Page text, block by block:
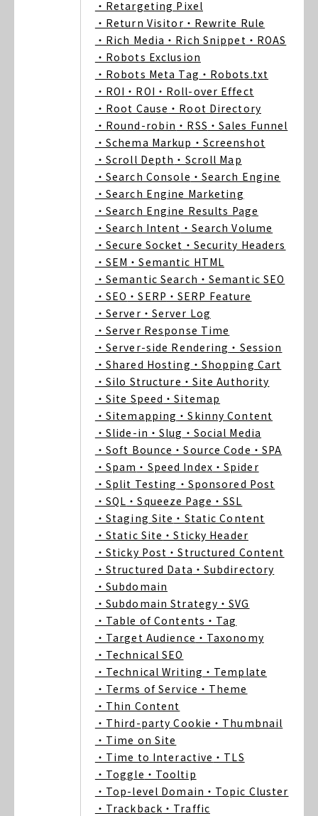
・Retargeting Pixel
・Return Visitor ・Rewrite Rule
・Rich Media ・Rich Snippet ・ROAS
・Robots Exclusion
・Robots Meta Tag ・Robots.txt
・ROI ・ROI ・Roll-over Effect
・Root Cause ・Root Directory
・Round-robin ・RSS ・Sales Funnel
・Schema Markup ・Screenshot
・Scroll Depth ・Scroll Map
・Search Console ・Search Engine
・Search Engine Marketing
・Search Engine Results Page
・Search Intent ・Search Volume
・Secure Socket ・Security Headers
・SEM ・Semantic HTML
・Semantic Search ・Semantic SEO
・SEO ・SERP ・SERP Feature
・Server ・Server Log
・Server Response Time
・Server-side Rendering ・Session
・Shared Hosting ・Shopping Cart
・Silo Structure ・Site Authority
・Site Speed ・Sitemap
・Sitemapping ・Skinny Content
・Slide-in ・Slug ・Social Media
・Soft Bounce ・Source Code ・SPA
・Spam ・Speed Index ・Spider
・Split Testing ・Sponsored Post
・SQL ・Squeeze Page ・SSL
・Staging Site ・Static Content
・Static Site ・Sticky Header
・Sticky Post ・Structured Content
・Structured Data ・Subdirectory
・Subdomain
・Subdomain Strategy ・SVG
・Table of Contents ・Tag
・Target Audience ・Taxonomy
・Technical SEO
・Technical Writing ・Template
・Terms of Service ・Theme
・Thin Content
・Third-party Cookie ・Thumbnail
・Time on Site
・Time to Interactive ・TLS
・Toggle ・Tooltip
・Top-level Domain ・Topic Cluster
・Trackback ・Traffic